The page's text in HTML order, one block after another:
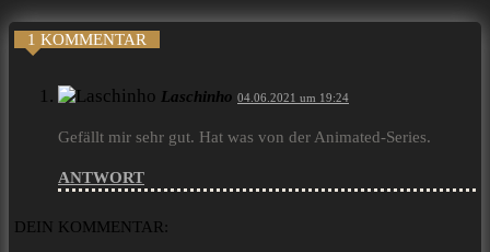
1 KOMMENTAR
Laschinho 04.06.2021 um 19:24
Gefällt mir sehr gut. Hat was von der Animated-Series.
ANTWORT
DEIN KOMMENTAR: